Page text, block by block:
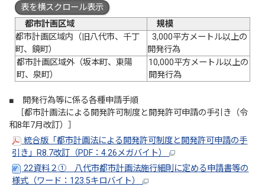
表を横スクロール表示
都市計画区域
規模
都市計画区域内（旧八代市、千丁
町、鏡町）
3,000平方メートル以上の
開発行為
都市計画区域外（坂本町、東陽
町、泉町）
10,000平方メートル以上の
開発行為
■ 開発行為等に係る各種申請手順
［都市計画法による開発許可制度と開発許可申請の手引き（令
和8年7月改訂）］
統合版「都市計画法による開発許可制度と開発許可申請の手
引き」R8.7改訂（PDF：4.26メガバイト）
22資料２① 八代市都市計画法施行細則に定める申請書等の
様式（ワード：123.5キロバイト）